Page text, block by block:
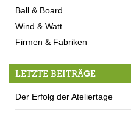
Ball & Board
Wind & Watt
Firmen & Fabriken
LETZTE BEITRÄGE
Der Erfolg der Ateliertage